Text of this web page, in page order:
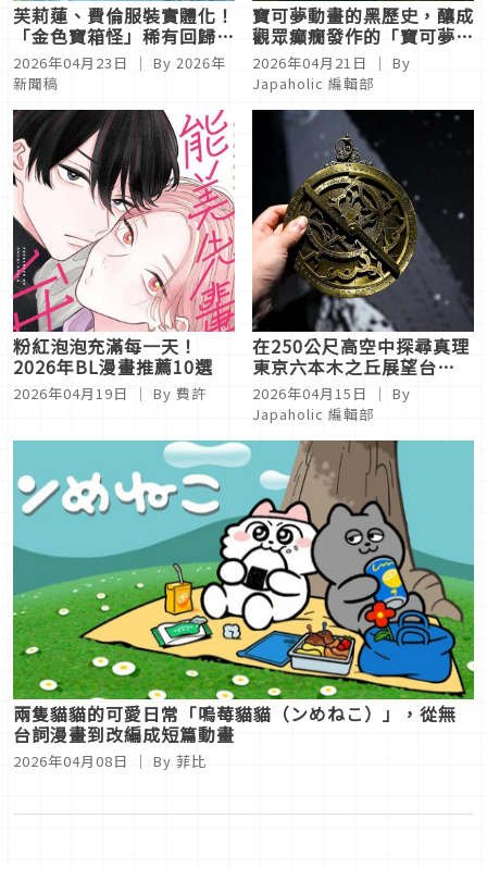
芙莉蓮、費倫服裝實體化！
「金色寶箱怪」稀有回歸
《葬送的芙莉蓮》第二彈立
體悠遊卡4月23日預購開跑
2026年04月23日 ｜ By 2026年
新聞稿
寶可夢動畫的黑歷史，釀成
觀眾癲癇發作的「寶可夢動
畫事件」
2026年04月21日
｜ By
Japaholic 編輯部
粉紅泡泡充滿每一天！
2026年BL漫畫推薦10選
2026年04月19日 ｜ By 費許
在250公尺高空中探尋真理
東京六本木之丘展望台
×《地。-關於地球的運
動-》沈浸式展覽開幕
2026年04月15日
｜ By
Japaholic 編輯部
兩隻貓貓的可愛日常「嗚莓貓貓（ンめねこ）」，從無
台詞漫畫到改編成短篇動畫
2026年04月08日 ｜ By 菲比